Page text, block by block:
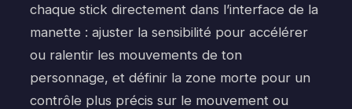
chaque stick directement dans l’interface de la
manette : ajuster la sensibilité pour accélérer
ou ralentir les mouvements de ton
personnage, et définir la zone morte pour un
contrôle plus précis sur le mouvement ou